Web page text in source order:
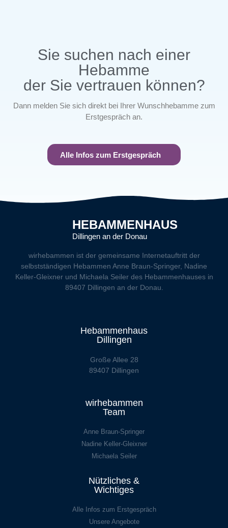
Sie suchen nach einer
Hebamme
der Sie vertrauen können?
Dann melden Sie sich direkt bei Ihrer Wunschhebamme zum
Erstgespräch an.
Alle Infos zum Erstgespräch
HEBAMMENHAUS
Dillingen an der Donau
wirhebammen ist der gemeinsame Internetauftritt der
selbstständigen Hebammen Anne Braun-Springer, Nadine
Keller-Gleixner und Michaela Seiler des Hebammenhauses in
89407 Dillingen an der Donau.
Hebammenhaus
Dillingen
Große Allee 28
89407 Dillingen
wirhebammen
Team
Anne Braun-Springer
Nadine Keller-Gleixner
Michaela Seiler
Nützliches &
Wichtiges
Alle Infos zum Erstgespräch
Unsere Angebote